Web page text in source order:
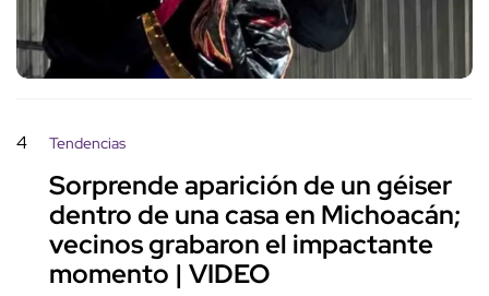
4 Tendencias
Sorprende aparición de un géiser
dentro de una casa en Michoacán;
vecinos grabaron el impactante
momento | VIDEO